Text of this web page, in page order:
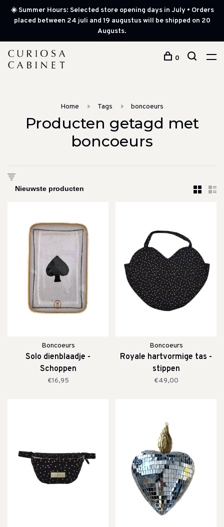
☀️ Summer Hours: Selected store opening days in July • Orders
placed between 24 juli and 19 augustus will be shipped on 20
Augusts.
0
Home Tags boncoeurs
Producten getagd met
boncoeurs
Boncoeurs
Solo dienblaadje -
Schoppen
€16,95
Boncoeurs
Royale hartvormige tas -
stippen
€49,00